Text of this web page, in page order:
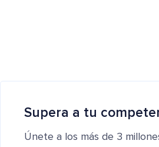
Supera a tu
Únete a los más de 3